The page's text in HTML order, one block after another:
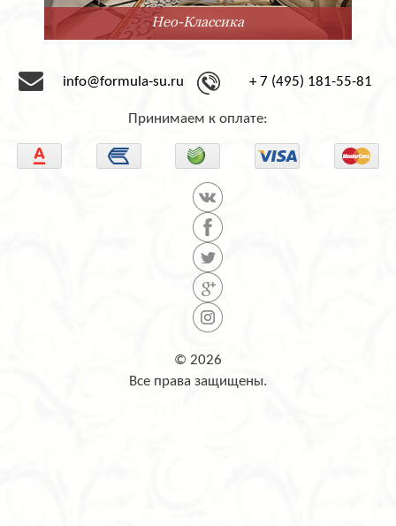
Нео-Классика
info@formula-su.ru + 7 (495) 181-55-81
Принимаем к оплате:
© 2026
Все права защищены.